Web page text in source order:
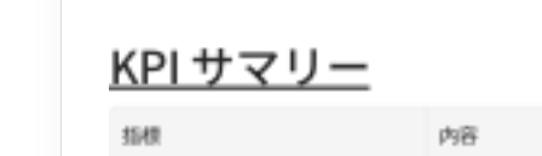
KPI サマリー
指標 内容